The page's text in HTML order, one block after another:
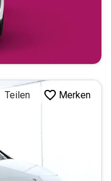
Teilen Merken